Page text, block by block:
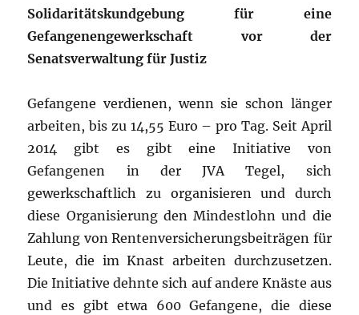
Solidaritätskundgebung für eine
Gefangenengewerkschaft vor der
Senatsverwaltung für Justiz
Gefangene verdienen, wenn sie schon länger
arbeiten, bis zu 14,55 Euro – pro Tag. Seit April
2014 gibt es gibt eine Initiative von
Gefangenen in der JVA Tegel, sich
gewerkschaftlich zu organisieren und durch
diese Organisierung den Mindestlohn und die
Zahlung von Rentenversicherungsbeiträgen für
Leute, die im Knast arbeiten durchzusetzen.
Die Initiative dehnte sich auf andere Knäste aus
und es gibt etwa 600 Gefangene, die diese